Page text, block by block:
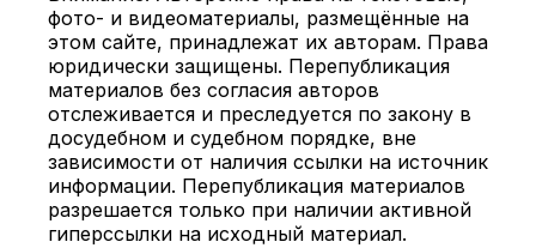
фото- и видеоматериалы, размещённые на
этом сайте, принадлежат их авторам. Права
юридически защищены. Перепубликация
материалов без согласия авторов
отслеживается и преследуется по закону в
досудебном и судебном порядке, вне
зависимости от наличия ссылки на источник
информации. Перепубликация материалов
разрешается только при наличии активной
гиперссылки на исходный материал.